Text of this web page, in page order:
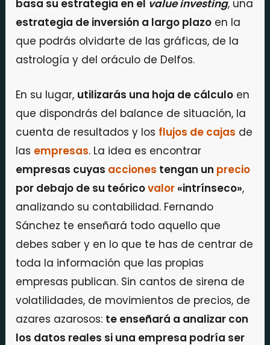
basa su estrategia en el value investing, una
estrategia de inversión a largo plazo en la
que podrás olvidarte de las gráficas, de la
astrología y del oráculo de Delfos.
En su lugar, utilizarás una hoja de cálculo en
que dispondrás del balance de situación, la
cuenta de resultados y los flujos de cajas de
las empresas. La idea es encontrar
empresas cuyas acciones tengan un precio
por debajo de su teóricovalor «intrínseco»,
analizando su contabilidad. Fernando
Sánchez te enseñará todo aquello que
debes saber y en lo que te has de centrar de
toda la información que las propias
empresas publican. Sin cantos de sirena de
volatilidades, de movimientos de precios, de
azares azarosos: te enseñará a analizar con
los datos reales si una empresa podría ser